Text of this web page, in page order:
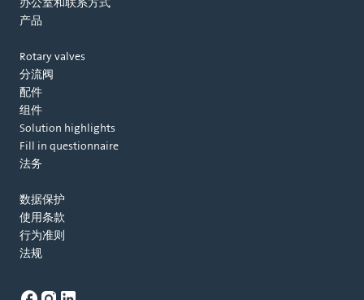
办公室和联系方式
产品
Rotary valves
分流阀
配件
组件
Solution highlights
Fill in questionnaire
法务
数据保护
使用条款
行为准则
法规